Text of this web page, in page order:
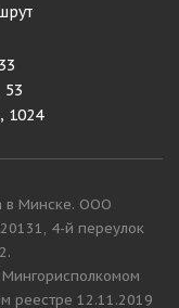
53
1024
в Минске. ООО
4-й переулок
реестре 12.11.2019